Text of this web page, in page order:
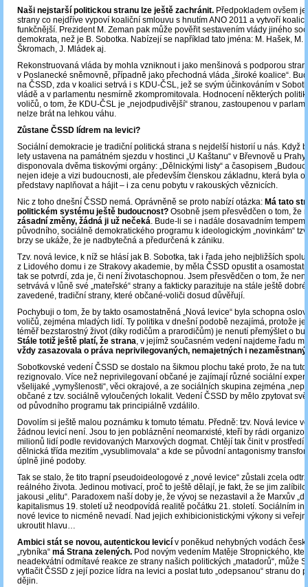
Naši nejstarší politickou stranu lze ještě zachránit. Předpokladem ovšem
strany co nejdříve vypoví koaliční smlouvu s hnutím ANO 2011 a vytvoří
funkčnější. Prezident M. Zeman pak může pověřit sestavením vlády jiného
demokrata, než je B. Sobotka. Nabízejí se například tato jména: M. Hašek, M.
Škromach, J. Mládek aj.
Rekonstruovaná vláda by mohla vzniknout i jako menšinová s podporou
v Poslanecké sněmovně, případně jako přechodná vláda „široké koalice“.
na ČSSD, zda v koalici setrvá i s KDU-ČSL, jež se svým účinkováním v
vládě a v parlamentu nesmírně zkompromitovala. Hodnocení některých
voličů, o tom, že KDU-ČSL je „nejodpudivější“ stranou, zastoupenou v
nelze brát na lehkou váhu.
Zůstane ČSSD lídrem na levici?
Sociální demokracie je tradiční politická strana s nejdelší historií u nás. Když
lety ustavena na památném sjezdu v hostinci „U Kaštanu“ v Břevnově u
disponovala dvěma tiskovými orgány: „Dělnickými listy“ a časopisem
nejen ideje a vizi budoucnosti, ale především členskou základnu, která byla
představy naplňovat a hájit – i za cenu pobytu v rakouských věznicích.
Nic z toho dnešní ČSSD nemá. Oprávněně se proto nabízí otázka: Má tato
politickém systému ještě budoucnost? Osobně jsem přesvědčen o tom, že
zásadní změny, žádná ji už nečeká. Bude-li se i nadále dosavadním tempem
původního, sociálně demokratického programu k ideologickým „novinkám“
brzy se ukáže, že je nadbytečná a předurčená k zániku.
Tzv. nová levice, k níž se hlásí jak B. Sobotka, tak i řada jeho nejbližších
z Lidového domu i ze Strakovy akademie, by měla ČSSD opustit a
tak se potvrdí, zda je, či není životaschopnou. Jsem přesvědčen o tom, že
setrvává v lůně své „mateřské“ strany a fakticky parazituje na stále ještě
zavedené, tradiční strany, které občané-voliči dosud důvěřují.
Pochybuji o tom, že by takto osamostatněná „Nová levice“ byla schopna
voličů, zejména mladých lidí. Ty politika v dnešní podobě nezajímá, protože
téměř bezstarostný život (díky rodičům a prarodičům) je nenutí přemýšlet o
Stále totiž ještě platí, že strana, v jejímž současném vedení najdeme řadu
vždy zasazovala o práva neprivilegovaných, nemajetných i
Sobotkovské vedení ČSSD se dostalo na šikmou plochu také proto, že na
rezignovalo. Více než neprivilegovaní občané je zajímají různé sociální
všelijaké „vymyšlenosti“, věci okrajové, a ze sociálních skupina zejména
občané z tzv. sociálně vyloučených lokalit. Vedení ČSSD by mělo zpytovat
od původního programu tak principiálně vzdálilo.
Dovolím si ještě malou poznámku k tomuto tématu. Předně: tzv. Nová levice
žádnou levicí není. Jsou to jen pobláznění neomarxisté, kteří by rádi
milionů lidí podle revidovaných Marxových dogmat. Chtějí tak činit v
dělnická třída mezitím „vysublimovala“ a kde se původní antagonismy
úplně jiné podoby.
Tak se stalo, že tito trapní pseudoideologové z „nové levice“ zůstali zcela
reálného života. Jedinou motivací, proč to ještě dělají, je fakt, že se jim
jakousi „elitu“. Paradoxem naší doby je, že vývoj se nezastavil a že Marxův
kapitalismus 19. století už neodpovídá realitě počátku 21. století. Sociálním
nové levice to nicméně nevadí. Nad jejich exhibicionistickými výkony si
ukroutit hlavu…
Ambici stát se novou, autentickou levicí v poněkud nehybných vodách
„rybníka“ má Strana zelených. Pod novým vedením Matěje Stropnického,
neadekvátní odmítavé reakce ze strany našich politických „matadorů“, může
vytlačit ČSSD z její pozice lídra na levici a poslat tuto „odepsanou“ stranu do
dějin.